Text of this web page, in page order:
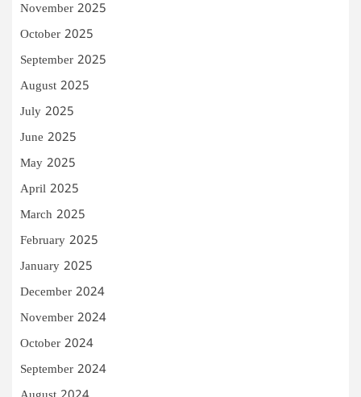
November 2025
October 2025
September 2025
August 2025
July 2025
June 2025
May 2025
April 2025
March 2025
February 2025
January 2025
December 2024
November 2024
October 2024
September 2024